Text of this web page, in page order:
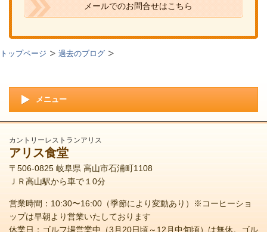
メールでのお問合せはこちら
トップページ 過去のブログ
メニュー
カントリーレストランアリス
アリス食堂
〒506-0825 岐阜県 高山市石浦町1108
ＪＲ高山駅から車で１0分
営業時間：10:30〜16:00（季節により変動あり）※コーヒーショ
ップは早朝より営業いたしております
休業日：ゴルフ場営業中（3月20日頃～12月中旬頃）は無休。ゴル